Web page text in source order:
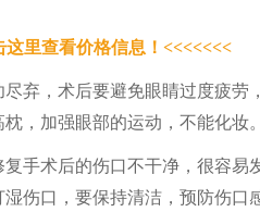
里查看价格信息！<<<<<<<
尽弃，术后要避免眼睛过度疲劳 ，
，加强眼部的运动， 不能化妆。
手术后的伤口不干净，很容易
伤口，要保持清洁，预防伤口